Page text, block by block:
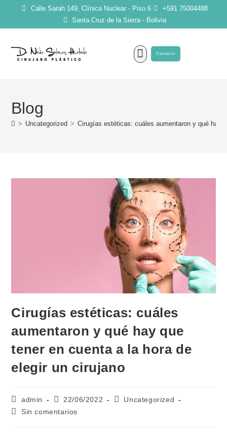
Calle Sarah 149, Clínica Nuclear - Piso 6
+591 75004488
Santa Cruz de la Sierra - Bolivia
Contacto
Blog
> Uncategorized > Cirugías estéticas: cuáles aumentaron y qué hay
Cirugías estéticas: cuáles
aumentaron y qué hay que
tener en cuenta a la hora de
elegir un cirujano
admin 22/06/2022
Uncategorized
Sin comentarios